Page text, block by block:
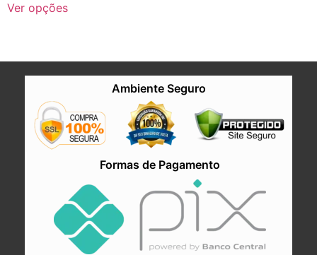
Ver opções
Ambiente Seguro
Formas de Pagamento